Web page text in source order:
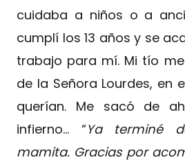
cuidaba a niños o a
cumplí los 13 años y se
trabajo para mí. Mi tío
de la Señora Lourdes, en
querían. Me sacó de
infierno… “Ya terminé
mamita. Gracias por